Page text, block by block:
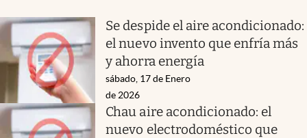
Se despide el aire acondicionado:
el nuevo invento que enfría más
y ahorra energía
sábado, 17 de Enero
de 2026
Chau aire acondicionado: el
nuevo electrodoméstico que